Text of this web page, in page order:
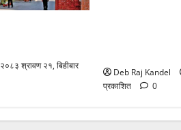
२०८३ श्रावण २१, बिहीबार
Deb Raj Kandel
प्रकाशित
0